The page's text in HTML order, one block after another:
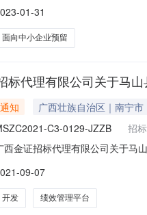
选项面向中小企业采购金额(万
01-31
面向中小企业预留
标代理有限公司关于马
知 广西壮族自治区｜南宁市
C3-0129-JZZB 招
西金证招标代理有限公司关于马
试验区郭守敬路498号14幢
09-07
开发 绩效管理平台